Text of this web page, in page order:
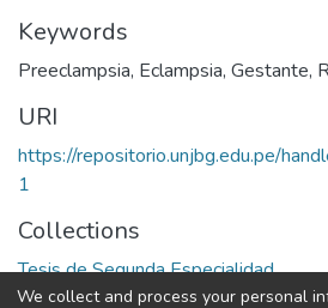
Keywords
Preeclampsia, Eclampsia, Gestante,
URI
https://repositorio.unjbg.edu.pe/
1
Collections
Tesis de Segunda Especialidad
We collect and process your personal